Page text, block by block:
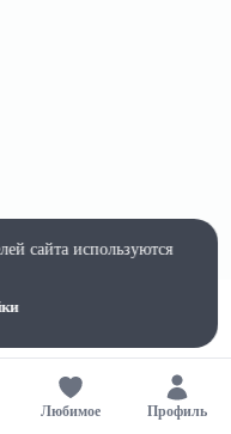
Любимое Профиль
сайта используются